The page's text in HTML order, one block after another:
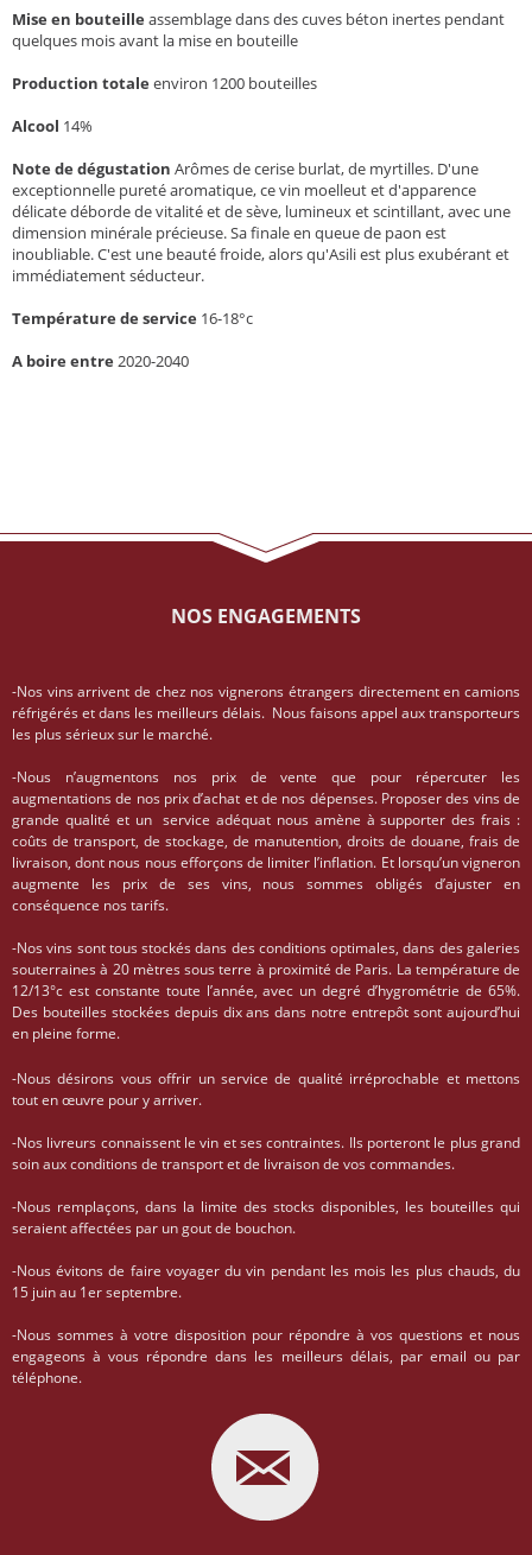
Mise en bouteille assemblage dans des cuves béton inertes pendant
quelques mois avant la mise en bouteille
Production totale environ 1200 bouteilles
Alcool 14%
Note de dégustation Arômes de cerise burlat, de myrtilles. D'une
exceptionnelle pureté aromatique, ce vin moelleut et d'apparence
délicate déborde de vitalité et de sève, lumineux et scintillant, avec une
dimension minérale précieuse. Sa finale en queue de paon est
inoubliable. C'est une beauté froide, alors qu'Asili est plus exubérant et
immédiatement séducteur.
Température de service 16-18°c
A boire entre 2020-2040
NOS ENGAGEMENTS
-Nos vins arrivent de chez nos vignerons étrangers directement en camions
réfrigérés et dans les meilleurs délais. Nous faisons appel aux transporteurs
les plus sérieux sur le marché.
-Nous n’augmentons nos prix de vente que pour répercuter les
augmentations de nos prix d’achat et de nos dépenses. Proposer des vins de
grande qualité et un service adéquat nous amène à supporter des frais :
coûts de transport, de stockage, de manutention, droits de douane, frais de
livraison, dont nous nous efforçons de limiter l’inflation. Et lorsqu’un vigneron
augmente les prix de ses vins, nous sommes obligés d’ajuster en
conséquence nos tarifs.
-Nos vins sont tous stockés dans des conditions optimales, dans des galeries
souterraines à 20 mètres sous terre à proximité de Paris. La température de
12/13°c est constante toute l’année, avec un degré d’hygrométrie de 65%.
Des bouteilles stockées depuis dix ans dans notre entrepôt sont aujourd’hui
en pleine forme.
-Nous désirons vous offrir un service de qualité irréprochable et mettons
tout en œuvre pour y arriver.
-Nos livreurs connaissent le vin et ses contraintes. Ils porteront le plus grand
soin aux conditions de transport et de livraison de vos commandes.
-Nous remplaçons, dans la limite des stocks disponibles, les bouteilles qui
seraient affectées par un gout de bouchon.
-Nous évitons de faire voyager du vin pendant les mois les plus chauds, du
15 juin au 1er septembre.
-Nous sommes à votre disposition pour répondre à vos questions et nous
engageons à vous répondre dans les meilleurs délais, par email ou par
téléphone.